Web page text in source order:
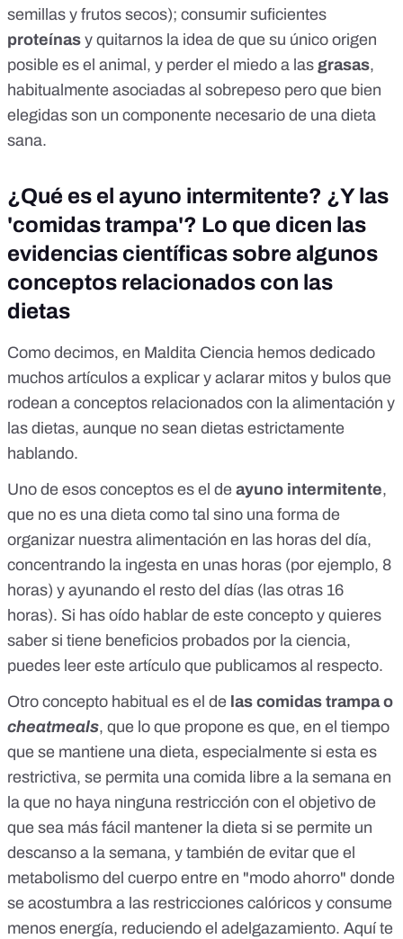
semillas y frutos secos); consumir suficientes
proteínas y quitarnos la idea de que su único origen
posible es el animal, y perder el miedo a las grasas,
habitualmente asociadas al sobrepeso pero que bien
elegidas son un componente necesario de una dieta
sana.
¿Qué es el ayuno intermitente? ¿Y las
'comidas trampa'? Lo que dicen las
evidencias científicas sobre algunos
conceptos relacionados con las
dietas
Como decimos, en Maldita Ciencia hemos dedicado
muchos artículos a explicar y aclarar mitos y bulos que
rodean a conceptos relacionados con la alimentación y
las dietas, aunque no sean dietas estrictamente
hablando.
Uno de esos conceptos es el de ayuno intermitente,
que no es una dieta como tal sino una forma de
organizar nuestra alimentación en las horas del día,
concentrando la ingesta en unas horas (por ejemplo, 8
horas) y ayunando el resto del días (las otras 16
horas). Si has oído hablar de este concepto y quieres
saber si tiene beneficios probados por la ciencia,
puedes leer este artículo que publicamos al respecto.
Otro concepto habitual es el de las comidas trampa o
cheatmeals, que lo que propone es que, en el tiempo
que se mantiene una dieta, especialmente si esta es
restrictiva, se permita una comida libre a la semana en
la que no haya ninguna restricción con el objetivo de
que sea más fácil mantener la dieta si se permite un
descanso a la semana, y también de evitar que el
metabolismo del cuerpo entre en "modo ahorro" donde
se acostumbra a las restricciones calóricos y consume
menos energía, reduciendo el adelgazamiento. Aquíte